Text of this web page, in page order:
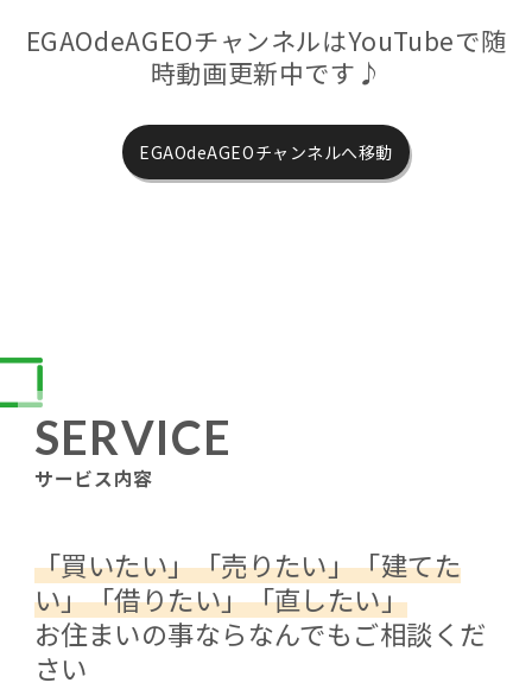
EGAOdeAGEOチャンネルはYouTubeで随
時動画更新中です♪
EGAOdeAGEOチャンネルへ移動
SERVICE
サービス内容
「買いたい」「売りたい」「建てた
い」「借りたい」「直したい」
お住まいの事ならなんでもご相談くだ
さい